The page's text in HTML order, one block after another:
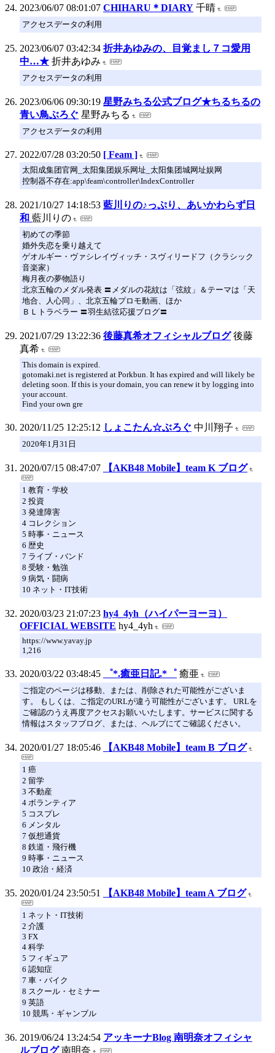
2023/06/07 08:01:07 CHIHARU＊DIARY 千晴
アクセスデータの利用
2023/06/07 03:42:34 折井あゆみの、目覚まし７コ愛用
中…★ 折井あゆみ
アクセスデータの利用
2023/06/06 09:30:19 星野みちる公式ブログ★ちるちるの
青い鳥ぶろぐ 星野みちる
アクセスデータの利用
2022/07/28 03:20:50 [ Feam ]
太阳成集团官网_太阳集团娱乐网址_太阳集团城网址娱网
控制器不存在:app\feam\controller\IndexController
2021/10/27 14:18:53 藍川りの♪っぷり、あいかわらず日
和 藍川りの
初めての季節
婚外失恋を乗り越えて
ゲオルギー・ヴァシレイヴィッチ・スヴィリードフ（クラシック
音楽家）
梅月夜の夢物語り
北京五輪のメダル発表 〓メダルの花紋は「弦紋」＆テーマは「天
地合、人心同」、北京五輪プロモ動画、ほか
ＢＬトラベラー 〓羽生結弦応援ブログ〓
2021/07/29 13:22:36 後藤真希オフィシャルブログ 後藤
真希
This domain is expired.
gotomaki.net is registered at Porkbun. It has expired and will likely be
deleting soon. If this is your domain, you can renew it by logging into
your account.
Find your own gre
2020/11/25 12:25:12 しょこたん☆ぶろぐ 中川翔子
2020年1月31日
2020/07/15 08:47:07 【AKB48 Mobile】team K ブログ
1 教育・学校
2 投資
3 発達障害
4 コレクション
5 時事・ニュース
6 歴史
7 ライブ・バンド
8 受験・勉強
9 病気・闘病
10 ネット・IT技術
2020/03/23 21:07:23 hy4_4yh（ハイパーヨーヨ）
OFFICIAL WEBSITE hy4_4yh
https://www.yavay.jp
1,216
2020/03/22 03:48:45 ゜*.癒亜日記.*゜ 癒亜
ご指定のページは移動、または、削除された可能性がございま
す。 もしくは、ご指定のURLが違う可能性がございます。 URLを
ご確認のうえ再度アクセスお願いいたします。サービスに関する
情報はスタッフブログ、または、ヘルプにてご確認ください。
2020/01/27 18:05:46 【AKB48 Mobile】team B ブログ
1 癌
2 留学
3 不動産
4 ボランティア
5 コスプレ
6 メンタル
7 仮想通貨
8 鉄道・飛行機
9 時事・ニュース
10 政治・経済
2020/01/24 23:50:51 【AKB48 Mobile】team A ブログ
1 ネット・IT技術
2 介護
3 FX
4 科学
5 フィギュア
6 認知症
7 車・バイク
8 スクール・セミナー
9 英語
10 競馬・ギャンブル
2019/06/24 13:24:54 アッキーナBlog 南明奈オフィシャ
ルブログ 南明奈